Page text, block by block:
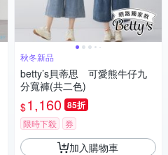
秋冬新品
betty’s貝蒂思 可愛熊牛仔九
分寬褲(共二色)
$1,160 85折
限時下殺 券
加入購物車